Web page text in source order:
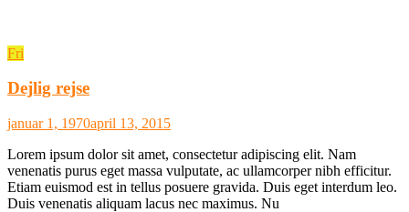
Fri
Dejlig rejse
januar 1, 1970april 13, 2015
Lorem ipsum dolor sit amet, consectetur adipiscing elit. Nam
venenatis purus eget massa vulputate, ac ullamcorper nibh efficitur.
Etiam euismod est in tellus posuere gravida. Duis eget interdum leo.
Duis venenatis aliquam lacus nec maximus. Nu